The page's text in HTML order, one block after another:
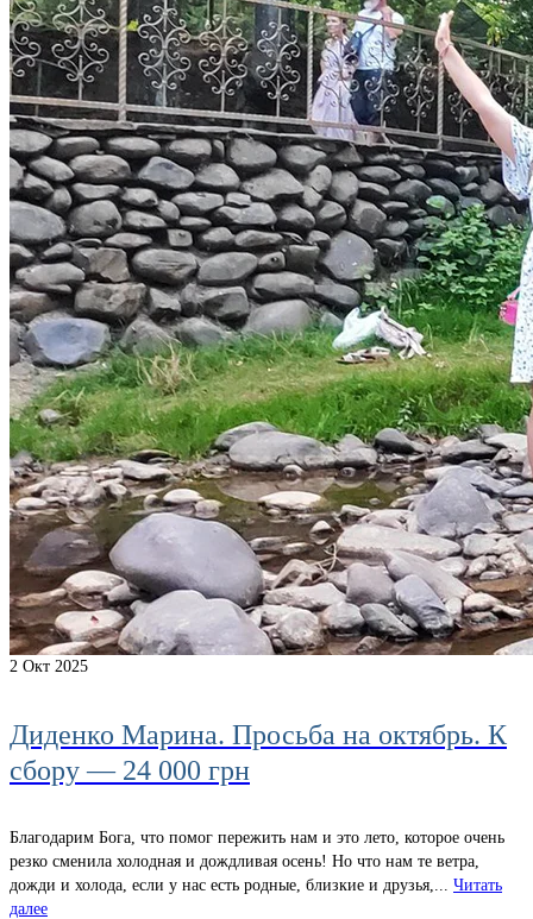
2 Окт 2025
Диденко Марина. Просьба на октябрь. К
сбору — 24 000 грн
Благодарим Бога, что помог пережить нам и это лето, которое очень
резко сменила холодная и дождливая осень! Но что нам те ветра,
дожди и холода, если у нас есть родные, близкие и друзья,... Читать
далее